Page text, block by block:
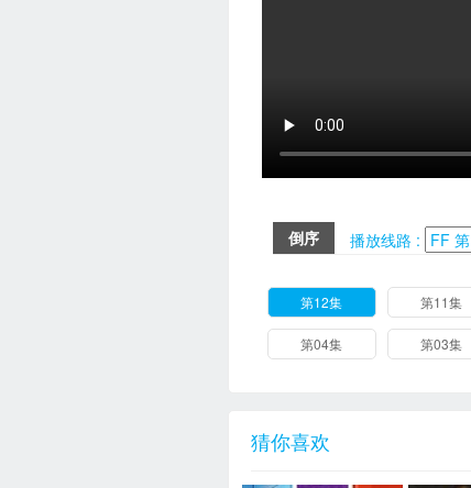
倒序
播放线路 :
第12集 第11集
第04集 第03集
猜你喜欢